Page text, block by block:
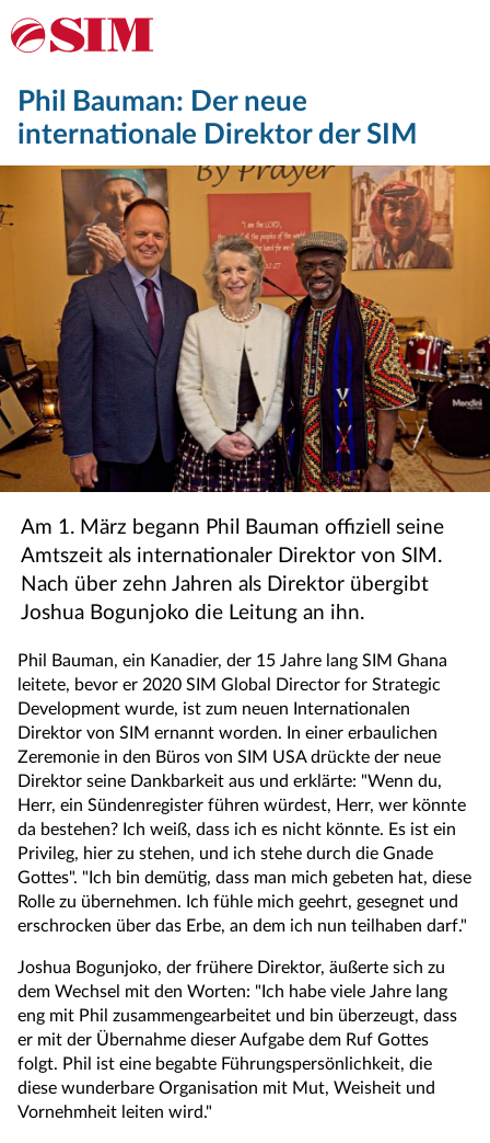
Phil Bauman: Der neue
internationale Direktor der SIM
Am 1. März begann Phil Bauman offiziell seine
Amtszeit als internationaler Direktor von SIM.
Nach über zehn Jahren als Direktor übergibt
Joshua Bogunjoko die Leitung an ihn.
Phil Bauman, ein Kanadier, der 15 Jahre lang SIM Ghana
leitete, bevor er 2020 SIM Global Director for Strategic
Development wurde, ist zum neuen Internationalen
Direktor von SIM ernannt worden. In einer erbaulichen
Zeremonie in den Büros von SIM USA drückte der neue
Direktor seine Dankbarkeit aus und erklärte: "Wenn du,
Herr, ein Sündenregister führen würdest, Herr, wer könnte
da bestehen? Ich weiß, dass ich es nicht könnte. Es ist ein
Privileg, hier zu stehen, und ich stehe durch die Gnade
Gottes". "Ich bin demütig, dass man mich gebeten hat, diese
Rolle zu übernehmen. Ich fühle mich geehrt, gesegnet und
erschrocken über das Erbe, an dem ich nun teilhaben darf."
Joshua Bogunjoko, der frühere Direktor, äußerte sich zu
dem Wechsel mit den Worten: "Ich habe viele Jahre lang
eng mit Phil zusammengearbeitet und bin überzeugt, dass
er mit der Übernahme dieser Aufgabe dem Ruf Gottes
folgt. Phil ist eine begabte Führungspersönlichkeit, die
diese wunderbare Organisation mit Mut, Weisheit und
Vornehmheit leiten wird."